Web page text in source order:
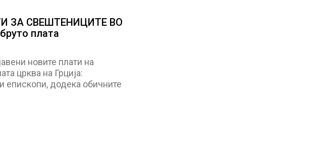
ЗА СВЕШТЕНИЦИТЕ ВО
плата
новите плати на
црква на Грција:
епископи, додека обичните